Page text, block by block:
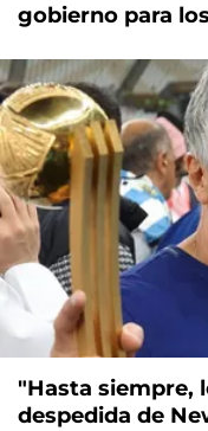
gobierno para
"Hasta siempre,
despedida de